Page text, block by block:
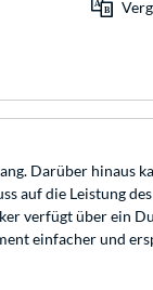
Darüber hinaus
auf die Leistung
verfügt über ein
einfacher und